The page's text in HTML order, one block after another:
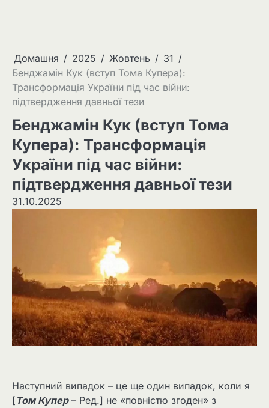
Домашня 2025 Жовтень
31
Бенджамін Кук (вступ Тома Купера):
Трансформація України під час війни:
підтвердження давньої тези
Бенджамін Кук (вступ Тома
Купера): Трансформація
України під час війни:
підтвердження давньої тези
31.10.2025
Наступний випадок – це ще один випадок, коли я
[ Том Купер– Ред.] не «повністю згоден» з